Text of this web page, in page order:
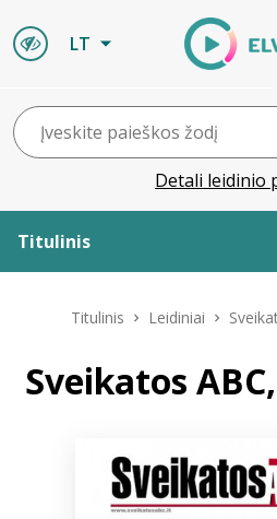
LT
Detali leidinio
Titulinis
Leidiniai
Titulinis Leidiniai
Sveikatos